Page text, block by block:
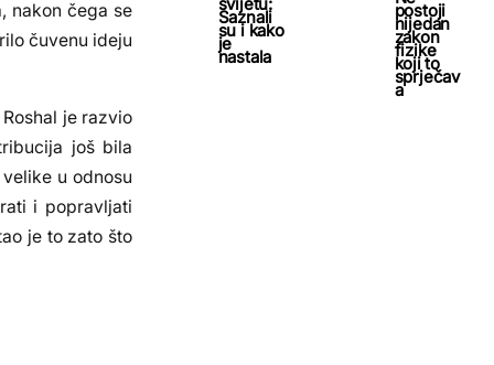
nakon čega se
čuvenu ideju
je razvio
još bila
u odnosu
i popravljati
je to zato što
Saznali
su i kako
je
nastala
postoji
nijedan
zakon
fizike
koji to
sprječav
a